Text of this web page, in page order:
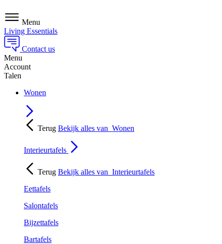
Menu
Living Essentials
Contact us
Menu
Account
Talen
Wonen
Terug Bekijk alles van Wonen
Interieurtafels
Terug Bekijk alles van Interieurtafels
Eettafels
Salontafels
Bijzettafels
Bartafels